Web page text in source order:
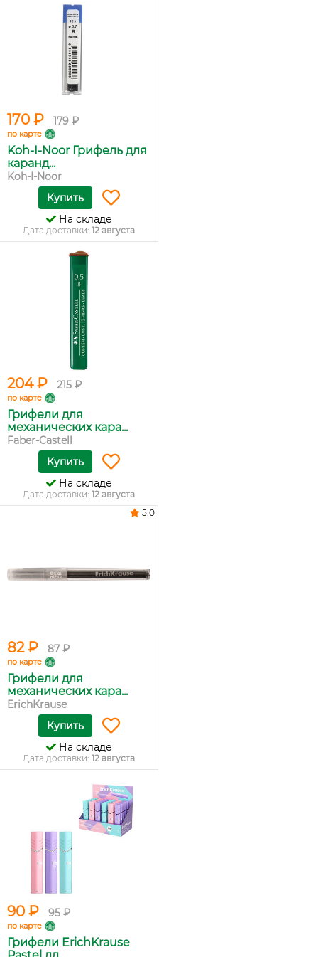
170 ₽ 179 ₽
по карте
Koh-I-Noor Грифель для
каранд...
Koh-I-Noor
Купить
На складе
Дата доставки: 12 августа
204 ₽ 215 ₽
по карте
Грифели для
механических кара...
Faber-Castell
Купить
На складе
Дата доставки: 12 августа
82 ₽ 87 ₽
по карте
Грифели для
механических кара...
ErichKrause
5.0
Купить
На складе
Дата доставки: 12 августа
90 ₽ 95 ₽
по карте
Грифели ErichKrause